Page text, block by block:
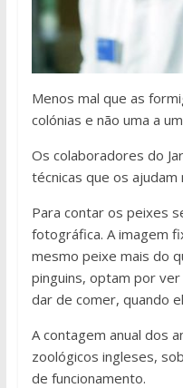
Menos mal que as
colónias e não uma a
Os colaboradores do
técnicas que os
Para contar os peixes
fotográfica. A imagem
mesmo peixe mais do
pinguins, optam por
dar de comer, quando
A contagem anual dos
zoológicos ingleses,
de funcionamento.